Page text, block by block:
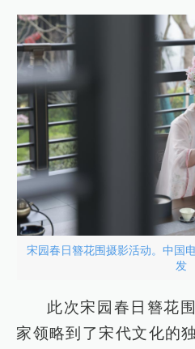
宋园春日簪花围摄影活动。中国
发
此次宋园春日簪花
家领略到了宋代文化的